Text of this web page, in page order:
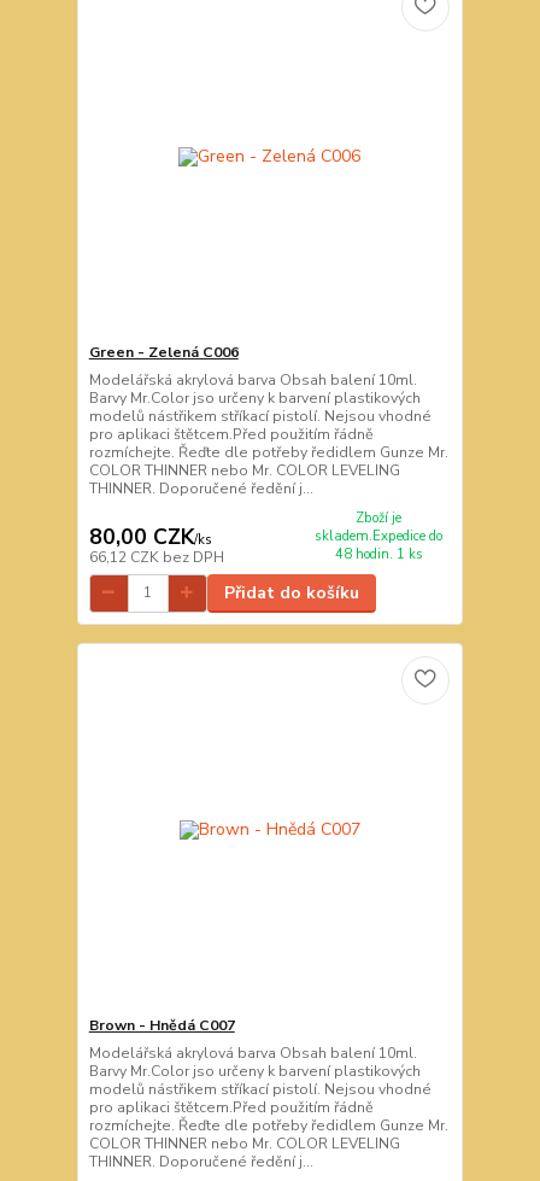
Green - Zelená C006
Modelářská akrylová barva Obsah balení 10ml.
Barvy Mr.Color jso určeny k barvení plastikových
modelů nástřikem stříkací pistolí. Nejsou vhodné
pro aplikaci štětcem.Před použitím řádně
rozmíchejte. Řeďte dle potřeby ředidlem Gunze Mr.
COLOR THINNER nebo Mr. COLOR LEVELING
THINNER. Doporučené ředění j...
80,00 CZK/ks
66,12 CZK bez DPH
Zboží je
skladem.Expedice do
48 hodin. 1 ks
Přidat do košíku
Brown - Hnědá C007
Modelářská akrylová barva Obsah balení 10ml.
Barvy Mr.Color jso určeny k barvení plastikových
modelů nástřikem stříkací pistolí. Nejsou vhodné
pro aplikaci štětcem.Před použitím řádně
rozmíchejte. Řeďte dle potřeby ředidlem Gunze Mr.
COLOR THINNER nebo Mr. COLOR LEVELING
THINNER. Doporučené ředění j...